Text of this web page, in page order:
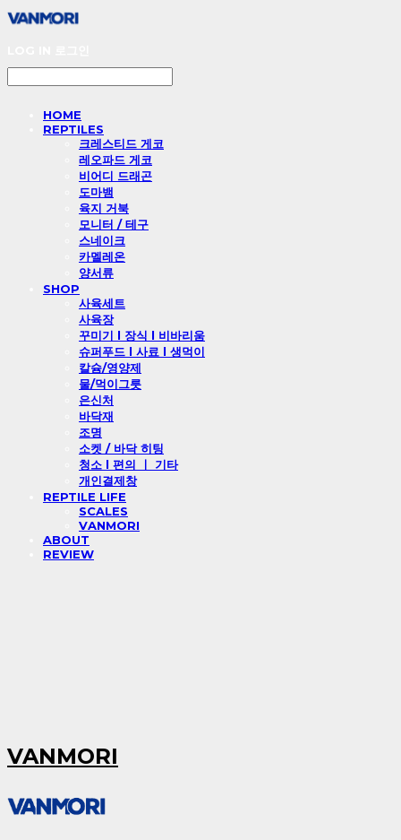
HOME
REPTILES
크레스티드 게코
레오파드 게코
비어디 드래곤
도마뱀
육지 거북
모니터 / 테구
스네이크
카멜레온
양서류
SHOP
사육세트
사육장
꾸미기 l 장식 l 비바리움
슈퍼푸드 l 사료 l 생먹이
칼슘/영양제
물/먹이그릇
은신처
바닥재
조명
소켓 / 바닥 히팅
청소 l 편의 ㅣ 기타
개인결제창
REPTILE LIFE
SCALES
VANMORI
ABOUT
REVIEW
VANMORI